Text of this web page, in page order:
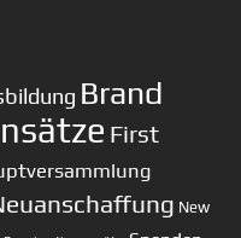
Brand
First
New